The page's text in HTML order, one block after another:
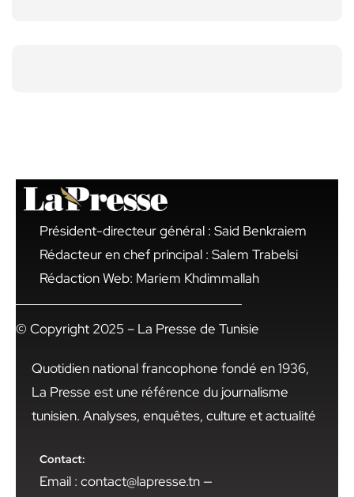
Président-directeur général : Said Benkraiem
Rédacteur en chef principal : Salem Trabelsi
Rédaction Web: Mariem Khdimmallah
© Copyright 2025 – La Presse de Tunisie
Quotidien national francophone fondé en 1936,
La Presse est une référence du journalisme
tunisien. Analyses, enquêtes, culture et actualité
Contact:
Email : contact@lapresse.tn —